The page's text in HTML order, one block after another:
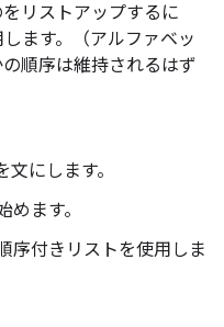
リストアップするに
ます。（アルファベッ
順序は維持されるはず
にします。
めます。
序付きリストを使用しま